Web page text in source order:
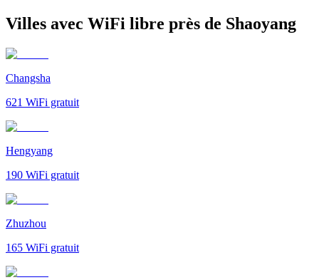
Villes avec WiFi libre près de Shaoyang
Changsha
621 WiFi gratuit
Hengyang
190 WiFi gratuit
Zhuzhou
165 WiFi gratuit